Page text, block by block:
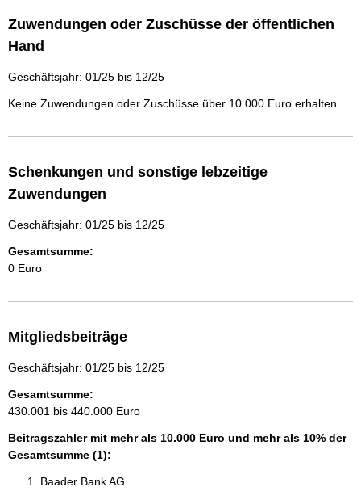
Zuwendungen oder Zuschüsse der öffentlichen
Hand
Geschäftsjahr: 01/25 bis 12/25
Keine Zuwendungen oder Zuschüsse über 10.000 Euro erhalten.
Schenkungen und sonstige lebzeitige
Zuwendungen
Geschäftsjahr: 01/25 bis 12/25
Gesamtsumme:
0 Euro
Mitgliedsbeiträge
Geschäftsjahr: 01/25 bis 12/25
Gesamtsumme:
430.001 bis 440.000 Euro
Beitragszahler mit mehr als 10.000 Euro und mehr als 10% der
Gesamtsumme (1):
Baader Bank AG